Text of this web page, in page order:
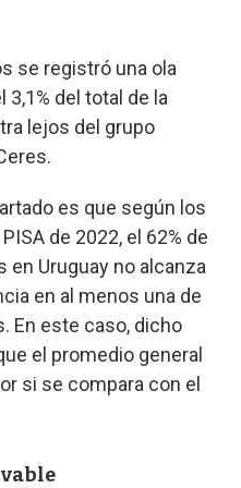
se registró una ola
del total de la
lejos del grupo
es que según los
de 2022, el 62% de
en Uruguay no alcanza
en al menos una de
En este caso, dicho
el promedio general
si se compara con el